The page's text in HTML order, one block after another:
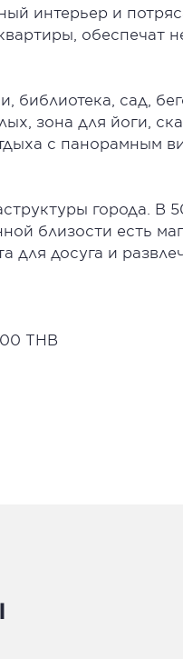
интерьер и
обеспечат
библиотека, сад,
зона для йоги,
с панорамным
города. В
близости есть
для досуга и
THB